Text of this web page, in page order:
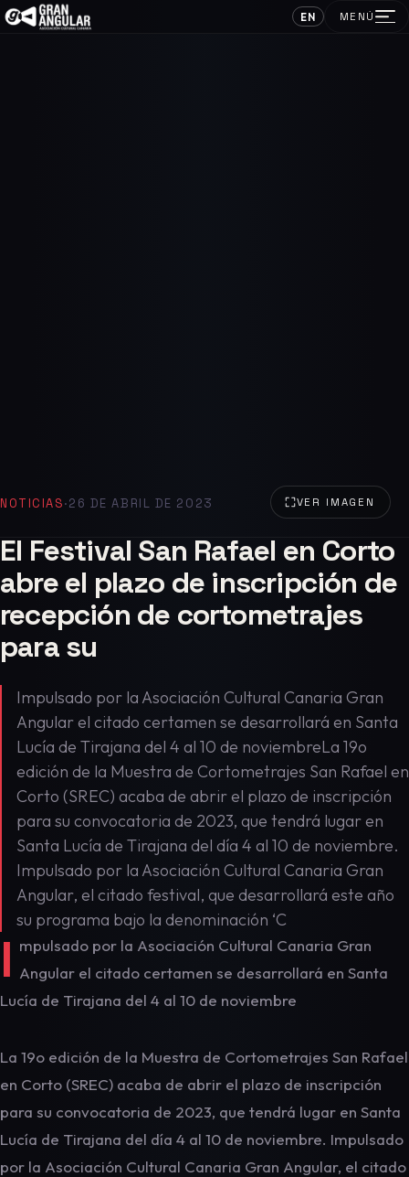
EN MENÚ
VER IMAGEN
NOTICIAS·26 DE ABRIL DE 2023
El Festival San Rafael en Corto
abre el plazo de inscripción de
recepción de cortometrajes
para su
Impulsado por la Asociación Cultural Canaria Gran
Angular el citado certamen se desarrollará en Santa
Lucía de Tirajana del 4 al 10 de noviembreLa 19o
edición de la Muestra de Cortometrajes San Rafael en
Corto (SREC) acaba de abrir el plazo de inscripción
para su convocatoria de 2023, que tendrá lugar en
Santa Lucía de Tirajana del día 4 al 10 de noviembre.
Impulsado por la Asociación Cultural Canaria Gran
Angular, el citado festival, que desarrollará este año
su programa bajo la denominación ‘C
I mpulsado por la Asociación Cultural Canaria Gran
Angular el citado certamen se desarrollará en Santa
Lucía de Tirajana del 4 al 10 de noviembre
La 19o edición de la Muestra de Cortometrajes San Rafael
en Corto (SREC) acaba de abrir el plazo de inscripción
para su convocatoria de 2023, que tendrá lugar en Santa
Lucía de Tirajana del día 4 al 10 de noviembre. Impulsado
por la Asociación Cultural Canaria Gran Angular, el citado